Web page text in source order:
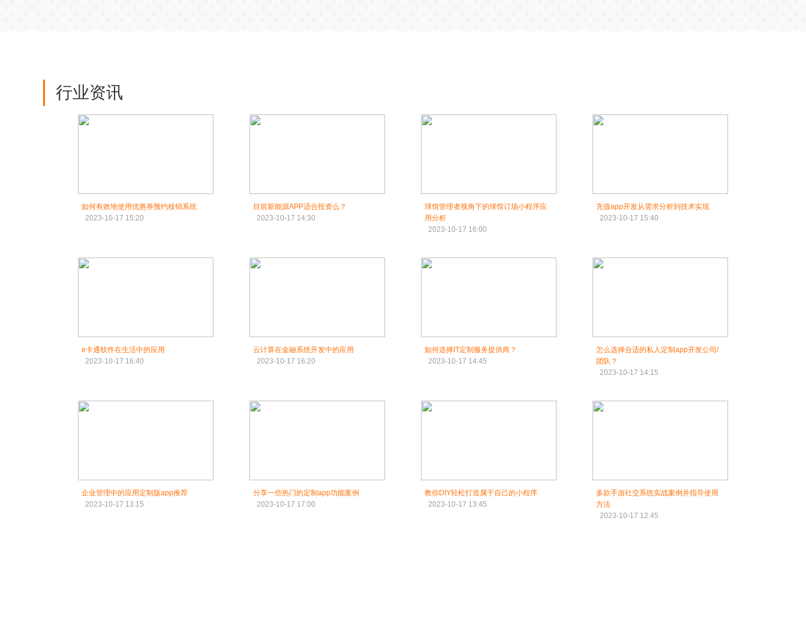
行业资讯
如何有效地使用优惠券预约核销系统
2023-10-17 15:20
目前新能源APP适合投资么？
2023-10-17 14:30
球馆管理者视角下的球馆订场小程序应
用分析
2023-10-17 16:00
充值app开发从需求分析到技术实现
2023-10-17 15:40
e卡通软件在生活中的应用
2023-10-17 16:40
云计算在金融系统开发中的应用
2023-10-17 16:20
如何选择IT定制服务提供商？
2023-10-17 14:45
怎么选择合适的私人定制app开发公司/
团队？
2023-10-17 14:15
企业管理中的应用定制版app推荐
2023-10-17 13:15
分享一些热门的定制app功能案例
2023-10-17 17:00
教你DIY轻松打造属于自己的小程序
2023-10-17 13:45
多款手游社交系统实战案例并指导使用
方法
2023-10-17 12:45